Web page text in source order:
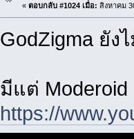
« ตอบกลับ #1024 เมื่อ: สิงหาคม
GodZigma ยัง
มีแต่ Moderoid
https://